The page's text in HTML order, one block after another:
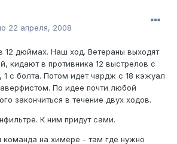
22 апреля, 2008
12 дюймах. Наш ход. Ветераны выходят
кидают в противника 12 выстрелов с
с болта. Потом идет чардж с 18 кэжуал
По идее почти любой
закончиться в течение двух ходов.
К ним придут сами.
команда на химере - там где нужно